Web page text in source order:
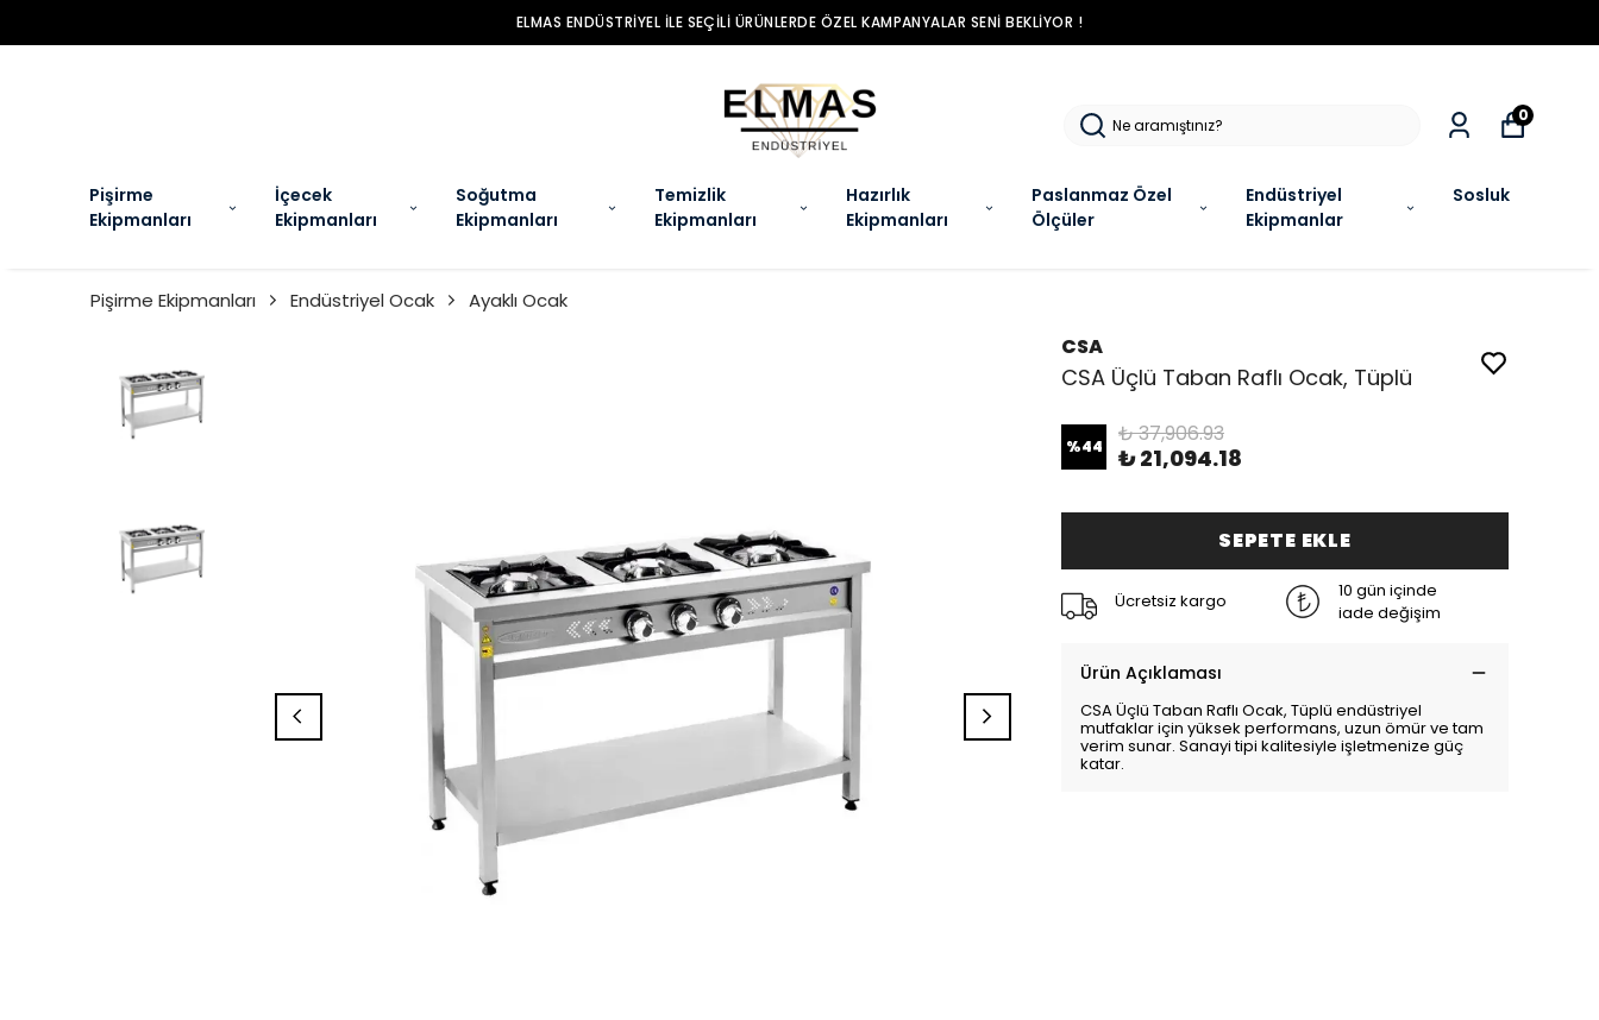
ELMAS ENDÜSTRIYEL ILE SEÇILI ÜRÜNLERDE ÖZEL KAMPANYALAR SENI BEKLIYOR !
Pişirme
Ekipmanları
İçecek
Ekipmanları
Soğutma
Ekipmanları
Temizlik
Ekipmanları
Hazırlık
Ekipmanları
Paslanmaz Özel
Ölçüler
Endüstriyel
Ekipmanlar
Sosluk
0
Pişirme Ekipmanları Endüstriyel Ocak Ayaklı Ocak
CSA
CSA Üçlü Taban Raflı Ocak, Tüplü
%44 ₺ 37,906.93
₺ 21,094.18
SEPETE EKLE
Ücretsiz kargo
10 gün içinde
iade değişim
Ürün Açıklaması
CSA Üçlü Taban Raflı Ocak, Tüplü endüstriyel
mutfaklar için yüksek performans, uzun ömür ve tam
verim sunar. Sanayi tipi kalitesiyle işletmenize güç
katar.